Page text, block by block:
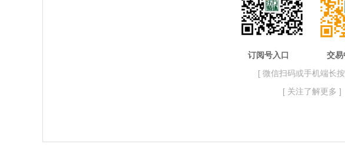
订阅号入口 交易中
[ 微信扫码或手机端长
[ 关注了解更多 ]